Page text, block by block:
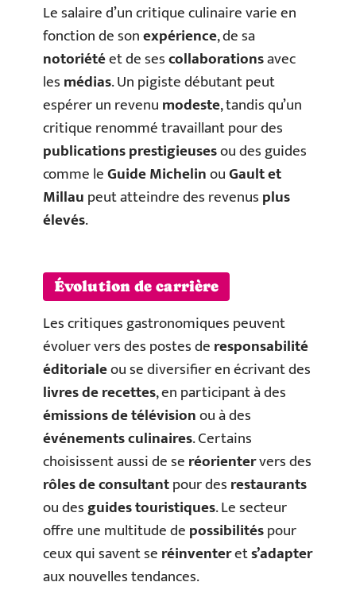
Le salaire d’un critique culinaire varie en
fonction de sonexpérience, de sa
notoriétéet de sescollaborationsavec
lesmédias. Un pigiste débutant peut
espérer un revenumodeste, tandis qu’un
critique renommé travaillant pour des
publications prestigieusesou des guides
comme leGuide MichelinouGault et
Millaupeut atteindre des revenusplus
élevés.
Évolution de carrière
Les critiques gastronomiques peuvent
évoluer vers des postes deresponsabilité
éditorialeou se diversifier en écrivant des
livres de recettes, en participant à des
émissions de télévisionou à des
événements culinaires. Certains
choisissent aussi de seréorientervers des
rôles de consultantpour desrestaurants
ou desguides touristiques. Le secteur
offre une multitude depossibilitéspour
ceux qui savent seréinventerets’adapter
aux nouvelles tendances.